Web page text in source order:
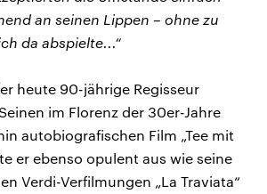
an seinen Lippen – ohne zu
da abspielte...“
heute 90-jährige Regisseur
im Florenz der 30er-Jahre
autobiografischen Film „Tee mit
er ebenso opulent aus wie seine
Verdi-Verfilmungen „La Traviata“